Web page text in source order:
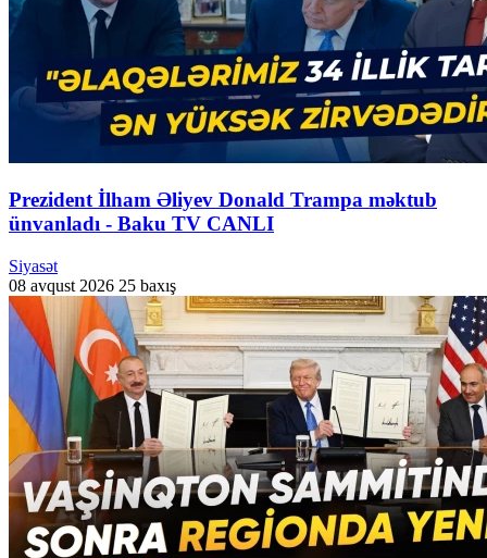
Prezident İlham Əliyev Donald Trampa məktub
ünvanladı - Baku TV CANLI
Siyasət
08 avqust 2026 25 baxış